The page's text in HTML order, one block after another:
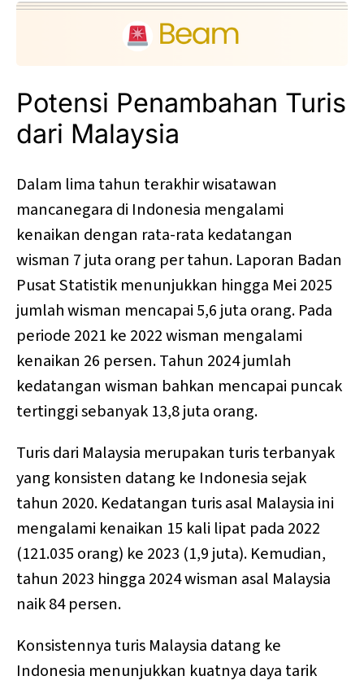
Potensi Penambahan Turis
dari Malaysia
Dalam lima tahun terakhir wisatawan
mancanegara di Indonesia mengalami
kenaikan dengan rata-rata kedatangan
wisman 7 juta orang per tahun. Laporan Badan
Pusat Statistik menunjukkan hingga Mei 2025
jumlah wisman mencapai 5,6 juta orang. Pada
periode 2021 ke 2022 wisman mengalami
kenaikan 26 persen. Tahun 2024 jumlah
kedatangan wisman bahkan mencapai puncak
tertinggi sebanyak 13,8 juta orang.
Turis dari Malaysia merupakan turis terbanyak
yang konsisten datang ke Indonesia sejak
tahun 2020. Kedatangan turis asal Malaysia ini
mengalami kenaikan 15 kali lipat pada 2022
(121.035 orang) ke 2023 (1,9 juta). Kemudian,
tahun 2023 hingga 2024 wisman asal Malaysia
naik 84 persen.
Konsistennya turis Malaysia datang ke
Indonesia menunjukkan kuatnya daya tarik